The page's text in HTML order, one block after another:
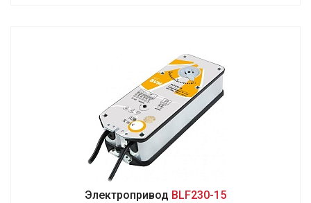
Электропривод BLF230-15